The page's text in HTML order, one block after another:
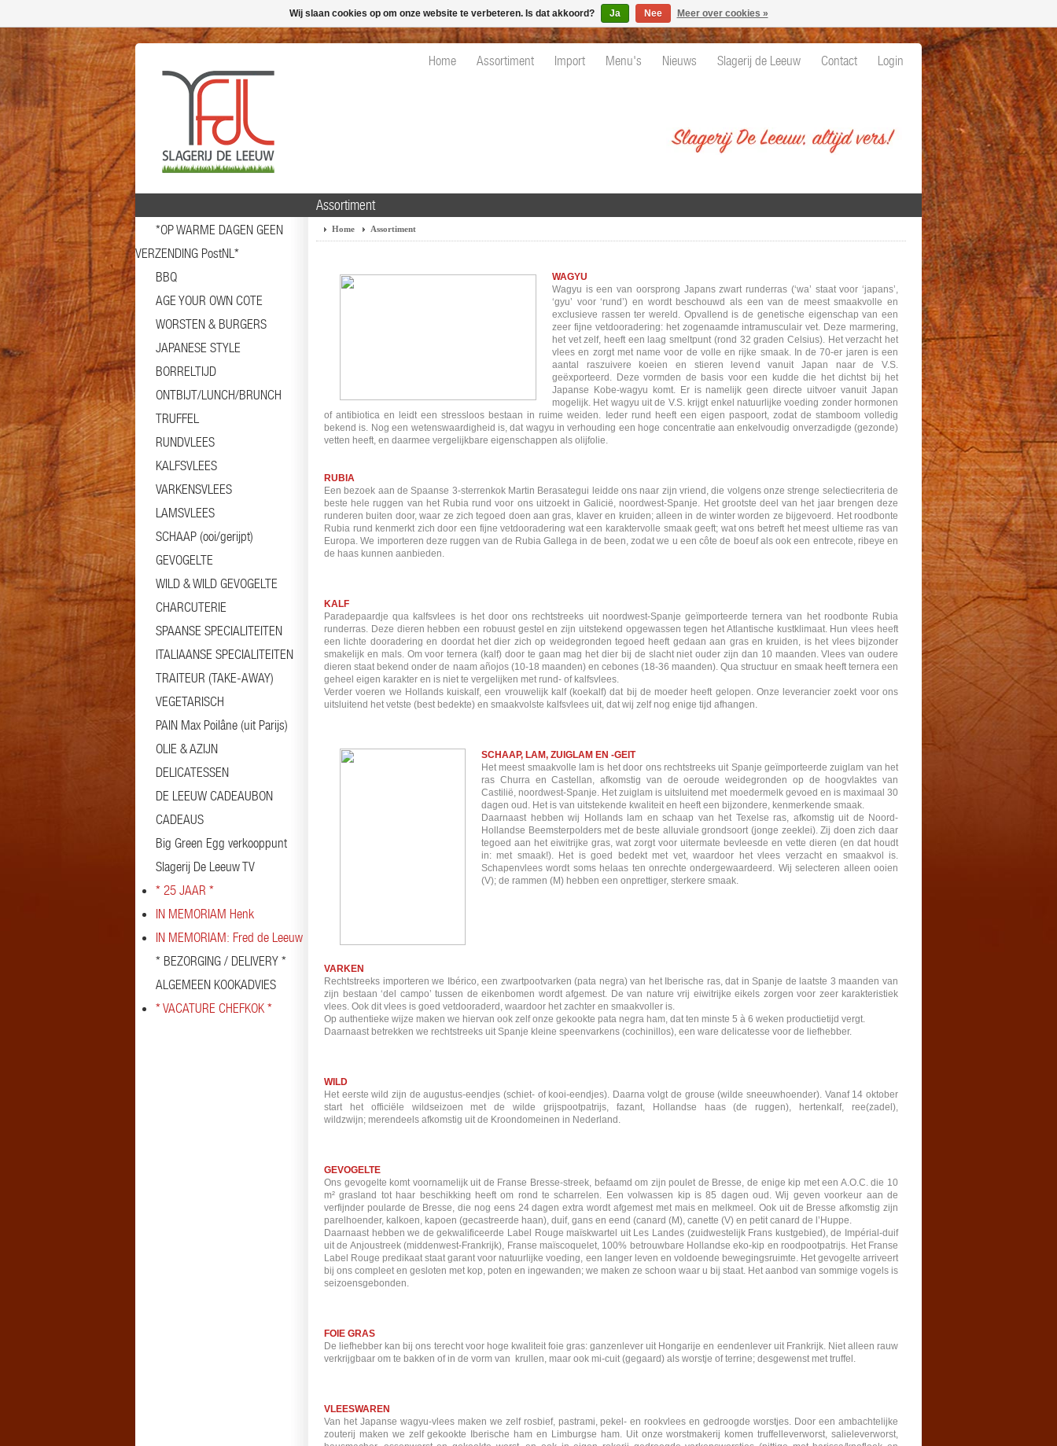
Home Assortiment Import Menu's Nieuws Slagerij de Leeuw Contact Login
*OP WARME DAGEN GEEN
VERZENDING PostNL*
BBQ
AGE YOUR OWN COTE
WORSTEN & BURGERS
JAPANESE STYLE
BORRELTIJD
ONTBIJT/LUNCH/BRUNCH
TRUFFEL
RUNDVLEES
KALFSVLEES
VARKENSVLEES
LAMSVLEES
SCHAAP (ooi/gerijpt)
GEVOGELTE
WILD & WILD GEVOGELTE
CHARCUTERIE
SPAANSE SPECIALITEITEN
ITALIAANSE SPECIALITEITEN
TRAITEUR (TAKE-AWAY)
VEGETARISCH
PAIN Max Poilâne (uit Parijs)
OLIE & AZIJN
DELICATESSEN
DE LEEUW CADEAUBON
CADEAUS
Big Green Egg verkooppunt
Slagerij De Leeuw TV
* 25 JAAR *
IN MEMORIAM Henk
IN MEMORIAM: Fred de Leeuw
* BEZORGING / DELIVERY *
ALGEMEEN KOOKADVIES
* VACATURE CHEFKOK *
Assortiment
Home Assortiment
WAGYU
Wagyu is een van oorsprong Japans zwart runderras (‘wa’ staat voor ‘japans’,
‘gyu’ voor ‘rund’) en wordt beschouwd als een van de meest smaakvolle en
exclusieve rassen ter wereld. Opvallend is de genetische eigenschap van een
zeer fijne vetdooradering: het zogenaamde intramusculair vet. Deze marmering,
het vet zelf, heeft een laag smeltpunt (rond 32 graden Celsius). Het verzacht het
vlees en zorgt met name voor de volle en rijke smaak. In de 70-er jaren is een
aantal raszuivere koeien en stieren levend vanuit Japan naar de V.S.
geëxporteerd. Deze vormden de basis voor een kudde die het dichtst bij het
Japanse Kobe-wagyu komt. Er is namelijk geen directe uitvoer vanuit Japan
mogelijk. Het wagyu uit de V.S. krijgt enkel natuurlijke voeding zonder hormonen
of antibiotica en leidt een stressloos bestaan in ruime weiden. Ieder rund heeft een eigen paspoort, zodat de stamboom volledig
bekend is. Nog een wetenswaardigheid is, dat wagyu in verhouding een hoge concentratie aan enkelvoudig onverzadigde (gezonde)
vetten heeft, en daarmee vergelijkbare eigenschappen als olijfolie.
RUBIA
Een bezoek aan de Spaanse 3-sterrenkok Martin Berasategui leidde ons naar zijn vriend, die volgens onze strenge selectiecriteria de
beste hele ruggen van het Rubia rund voor ons uitzoekt in Galicië, noordwest-Spanje. Het grootste deel van het jaar brengen deze
runderen buiten door, waar ze zich tegoed doen aan gras, klaver en kruiden; alleen in de winter worden ze bijgevoerd. Het roodbonte
Rubia rund kenmerkt zich door een fijne vetdooradering wat een karaktervolle smaak geeft; wat ons betreft het meest ultieme ras van
Europa. We importeren deze ruggen van de Rubia Gallega in de been, zodat we u een côte de boeuf als ook een entrecote, ribeye en
de haas kunnen aanbieden.
KALF
Paradepaardje qua kalfsvlees is het door ons rechtstreeks uit noordwest-Spanje geïmporteerde ternera van het roodbonte Rubia
runderras. Deze dieren hebben een robuust gestel en zijn uitstekend opgewassen tegen het Atlantische kustklimaat. Hun vlees heeft
een lichte dooradering en doordat het dier zich op weidegronden tegoed heeft gedaan aan gras en kruiden, is het vlees bijzonder
smakelijk en mals. Om voor ternera (kalf) door te gaan mag het dier bij de slacht niet ouder zijn dan 10 maanden. Vlees van oudere
dieren staat bekend onder de naam añojos (10-18 maanden) en cebones (18-36 maanden). Qua structuur en smaak heeft ternera een
geheel eigen karakter en is niet te vergelijken met rund- of kalfsvlees.
Verder voeren we Hollands kuiskalf, een vrouwelijk kalf (koekalf) dat bij de moeder heeft gelopen. Onze leverancier zoekt voor ons
uitsluitend het vetste (best bedekte) en smaakvolste kalfsvlees uit, dat wij zelf nog enige tijd afhangen.
SCHAAP, LAM, ZUIGLAM EN -GEIT
Het meest smaakvolle lam is het door ons rechtstreeks uit Spanje geïmporteerde zuiglam van het
ras Churra en Castellan, afkomstig van de oeroude weidegronden op de hoogvlaktes van
Castilië, noordwest-Spanje. Het zuiglam is uitsluitend met moedermelk gevoed en is maximaal 30
dagen oud. Het is van uitstekende kwaliteit en heeft een bijzondere, kenmerkende smaak.
Daarnaast hebben wij Hollands lam en schaap van het Texelse ras, afkomstig uit de Noord-
Hollandse Beemsterpolders met de beste alluviale grondsoort (jonge zeeklei). Zij doen zich daar
tegoed aan het eiwitrijke gras, wat zorgt voor uitermate bevleesde en vette dieren (en dat houdt
in: met smaak!). Het is goed bedekt met vet, waardoor het vlees verzacht en smaakvol is.
Schapenvlees wordt soms helaas ten onrechte ondergewaardeerd. Wij selecteren alleen ooien
(V); de rammen (M) hebben een onprettiger, sterkere smaak.
VARKEN
Rechtstreeks importeren we Ibérico, een zwartpootvarken (pata negra) van het Iberische ras, dat in Spanje de laatste 3 maanden van
zijn bestaan ‘del campo’ tussen de eikenbomen wordt afgemest. De van nature vrij eiwitrijke eikels zorgen voor zeer karakteristiek
vlees. Ook dit vlees is goed vetdooraderd, waardoor het zachter en smaakvoller is.
Op authentieke wijze maken we hiervan ook zelf onze gekookte pata negra ham, dat ten minste 5 à 6 weken productietijd vergt.
Daarnaast betrekken we rechtstreeks uit Spanje kleine speenvarkens (cochinillos), een ware delicatesse voor de liefhebber.
WILD
Het eerste wild zijn de augustus-eendjes (schiet- of kooi-eendjes). Daarna volgt de grouse (wilde sneeuwhoender). Vanaf 14 oktober
start het officiële wildseizoen met de wilde grijspootpatrijs, fazant, Hollandse haas (de ruggen), hertenkalf, ree(zadel),
wildzwijn; merendeels afkomstig uit de Kroondomeinen in Nederland.
GEVOGELTE
Ons gevogelte komt voornamelijk uit de Franse Bresse-streek, befaamd om zijn poulet de Bresse, de enige kip met een A.O.C. die 10
m² grasland tot haar beschikking heeft om rond te scharrelen. Een volwassen kip is 85 dagen oud. Wij geven voorkeur aan de
verfijnder poularde de Bresse, die nog eens 24 dagen extra wordt afgemest met mais en melkmeel. Ook uit de Bresse afkomstig zijn
parelhoender, kalkoen, kapoen (gecastreerde haan), duif, gans en eend (canard (M), canette (V) en petit canard de l’Huppe.
Daarnaast hebben we de gekwalificeerde Label Rouge maïskwartel uit Les Landes (zuidwestelijk Frans kustgebied), de Impérial-duif
uit de Anjoustreek (middenwest-Frankrijk), Franse maïscoquelet, 100% betrouwbare Hollandse eko-kip en roodpootpatrijs. Het Franse
Label Rouge predikaat staat garant voor natuurlijke voeding, een langer leven en voldoende bewegingsruimte. Het gevogelte arriveert
bij ons compleet en gesloten met kop, poten en ingewanden; we maken ze schoon waar u bij staat. Het aanbod van sommige vogels is
seizoensgebonden.
FOIE GRAS
De liefhebber kan bij ons terecht voor hoge kwaliteit foie gras: ganzenlever uit Hongarije en eendenlever uit Frankrijk. Niet alleen rauw
verkrijgbaar om te bakken of in de vorm van krullen, maar ook mi-cuit (gegaard) als worstje of terrine; desgewenst met truffel.
VLEESWAREN
Van het Japanse wagyu-vlees maken we zelf rosbief, pastrami, pekel- en rookvlees en gedroogde worstjes. Door een ambachtelijke
zouterij maken we zelf gekookte Iberische ham en Limburgse ham. Uit onze worstmakerij komen truffelleverworst, salieleverworst,
Wij slaan cookies op om onze website te verbeteren. Is dat akkoord? Ja Nee Meer over cookies »